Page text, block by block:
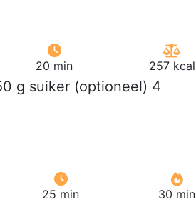
20 min 257 kcal
g suiker (optioneel) 4
25 min 30 min